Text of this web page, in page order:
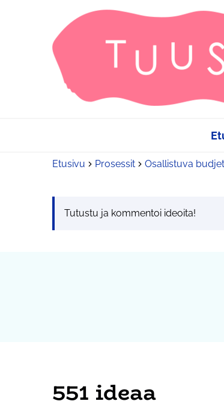
Etusivu Prosessit Osallistuva
Tutustu ja kommentoi ideoita!
551 ideaa